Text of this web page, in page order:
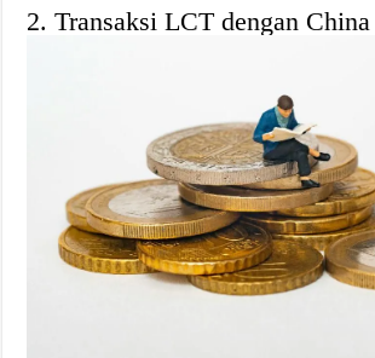
2. Transaksi LCT dengan